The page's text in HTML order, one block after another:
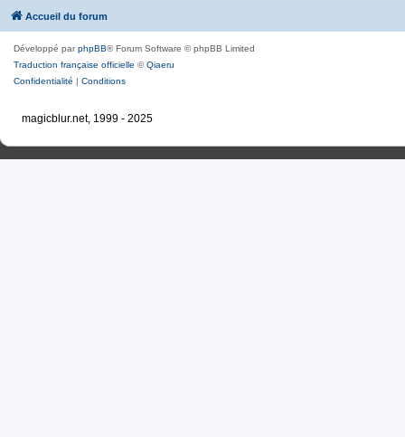
Accueil du forum
Développé parphpBB® Forum Software © phpBB Limited
Traduction française officielle ©Qiaeru
Confidentialité | Conditions
magicblur.net, 1999 - 2025